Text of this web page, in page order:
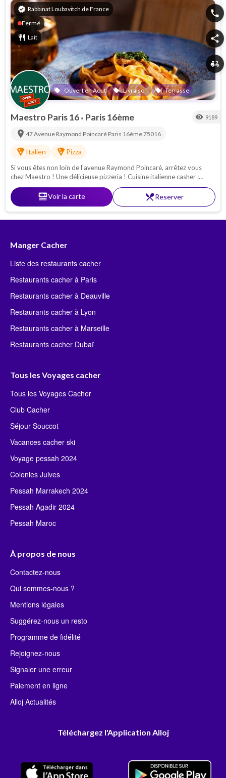
verified Rabbinat Loubavitch de France
Fermé
restaurant Lait
local_offer Ouvert en Aout local_offer Livraison local_offer Terrasse
phone
share
delivery_dining
Maestro Paris 16 • Paris 16ème visibility 9189
location_on 47 Avenue Raymond Poincaré Paris 16ème75016
local_pizzaItalien local_pizzaPizza
Si vous êtes non loin de l'avenue Raymond Poincaré, arrêtez vous
chez Maestro ! Une délicieuse pizzeria ! Cuisine italienne casher :
Pâtes - pizzas - antipasti. Proche de la Porte Maillot
set_mealVoir la carte restaurant_menuReserver
Manger Cacher
Liste des restaurants cacher
Restaurants cacher à Paris
Restaurants cacher à Deauville
Restaurants cacher à Lyon
Restaurants cacher à Marseille
Restaurants cacher Dubaï
Tous les Voyages cacher
Tous les Voyages Cacher
Club Cacher
Séjour Souccot
Vacances cacher ski
Voyage pessah 2024
Colonies Juives
Pessah Marrakech 2024
Pessah Agadir 2024
Pessah Maroc
À propos de nous
Contactez-nous
Qui sommes-nous ?
Mentions légales
Suggérez-nous un resto
Programme de fidélité
Rejoignez-nous
Signaler une erreur
Paiement en ligne
Alloj Actualités
Téléchargez l'Application Alloj